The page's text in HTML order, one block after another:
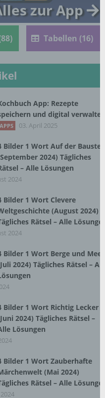
zur App
Tabellen (16)
App: Rezepte
und digital verwalten
APPS 03. April 2025
Bilder 1 Wort Auf der Baustelle
2024) Tägliches
– Alle Lösungen
2024
Bilder 1 Wort Clevere
(August 2024)
Rätsel – Alle Lösungen
2024
Bilder 1 Wort Berge und Meer
2024) Tägliches Rätsel – Alle
Bilder 1 Wort Richtig Lecker
2024) Tägliches Rätsel –
Lösungen
Bilder 1 Wort Zauberhafte
(Mai 2024)
Rätsel – Alle Lösungen